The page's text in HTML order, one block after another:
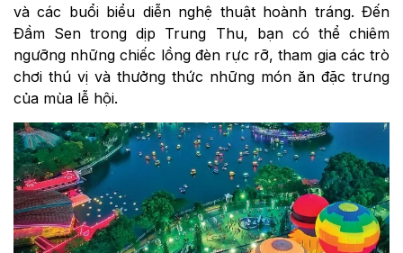
và các buổi biểu diễn nghệ thuật hoành tráng. Đến
Đầm Sen trong dịp Trung Thu, bạn có thể chiêm
ngưỡng những chiếc lồng đèn rực rỡ, tham gia các trò
chơi thú vị và thưởng thức những món ăn đặc trưng
của mùa lễ hội.